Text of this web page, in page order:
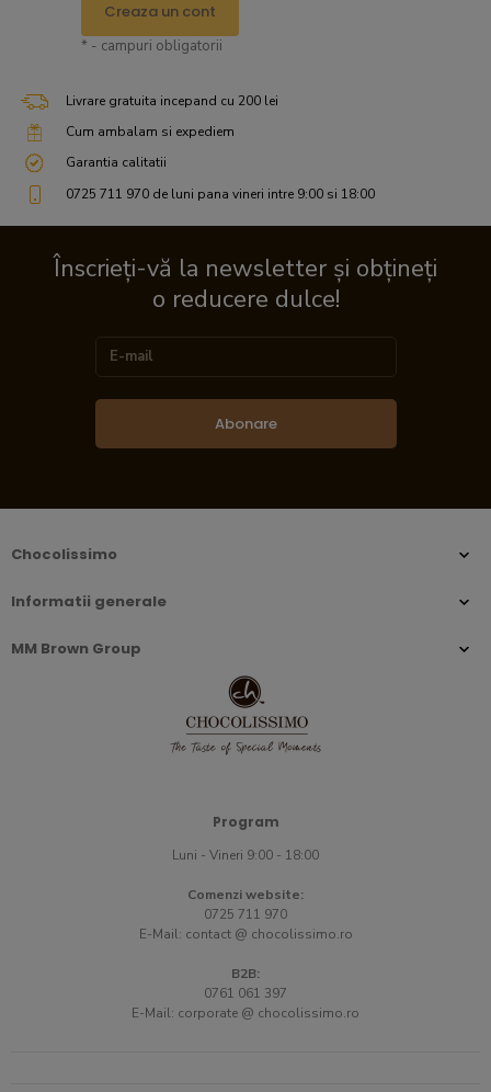
Creaza un cont
* - campuri obligatorii
Livrare gratuita incepand cu 200 lei
Cum ambalam si expediem
Garantia calitatii
0725 711 970 de luni pana vineri intre 9:00 si 18:00
Înscrieți-vă la newsletter și obțineți
o reducere dulce!
Abonare
Chocolissimo
Informatii generale
MM Brown Group
Program
Luni - Vineri 9:00 - 18:00
Comenzi website:
0725 711 970
E-Mail: contact @ chocolissimo.ro
B2B:
0761 061 397
E-Mail: corporate @ chocolissimo.ro